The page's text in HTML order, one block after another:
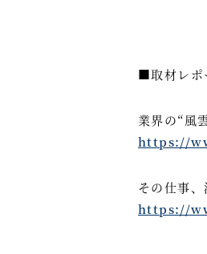
■取材レポ
業界の“風
https://
その仕事
https://